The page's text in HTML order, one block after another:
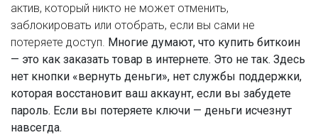
актив, который никто не может отменить,
заблокировать или отобрать, если вы сами не
потеряете доступ. Многие думают, что купить биткоин
— это как заказать товар в интернете. Это не так. Здесь
нет кнопки «вернуть деньги», нет службы поддержки,
которая восстановит ваш аккаунт, если вы забудете
пароль. Если вы потеряете ключи — деньги исчезнут
навсегда.